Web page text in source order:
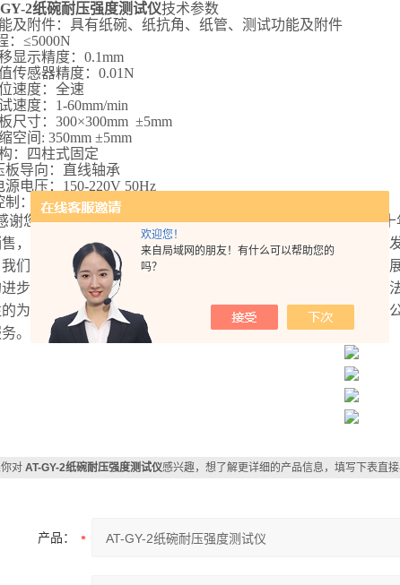
欢迎您！
来自局域网的朋友！有什么可以帮助您的
吗？
2纸碗耐压强度测试仪技术参数
及附件：具有纸碗、纸抗角、纸管、测试功能及附件
：≤5000N
显示精度：0.1mm
传感器精度：0.01N
速度：全速
速度：1-60mm/min
尺寸：300×300mm ±5mm
空间: 350mm ±5mm
：四柱式固定
板导向：直线轴承
源电压：150-220V 50Hz
制：7寸触摸屏
谢您的咨询山东安尼麦特仪器有限公司成立于2007年，在近
，在生产经营过程中把产品质量作为企业的生命，对公司开
我们坚信任何产品的诞生都依赖于技术的发展，任何技术的发
步，任何工艺的进步基于实验手段的支持，人类从不缺少想
为您的想法与创意提供手段。
如有什么问题可以随时联系
。
对 AT-GY-2纸碗耐压强度测试仪感兴趣，想了解更详细的产品信息，填写下表直接
产品：